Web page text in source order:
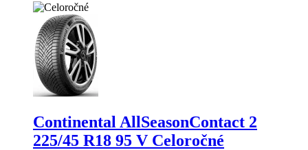
Continental AllSeasonContact 2
225/45 R18 95 V Celoročné